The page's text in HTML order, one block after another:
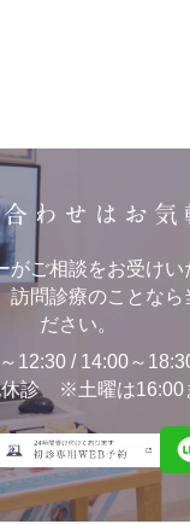
わせはお気
がご相談をお受け
訪問診療のことなら
ださい。
12:30 / 14:00～
休診 ※土曜は16:00